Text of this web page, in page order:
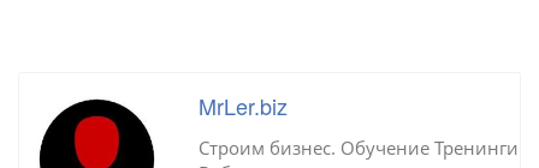
MrLer.biz
Строим бизнес. Обучение Тренинги